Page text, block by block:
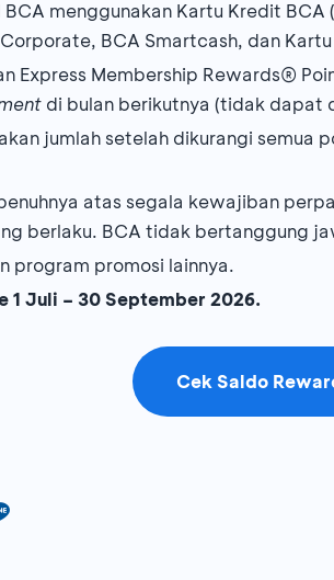
menggunakan Kartu Kredit
BCA Smartcash, dan
Express Membership Rewards®
di bulan berikutnya (tidak dapat
jumlah setelah dikurangi semua
atas segala kewajiban
berlaku. BCA tidak bertanggung
program promosi lainnya.
1 Juli – 30 September 2026.
Cek Saldo